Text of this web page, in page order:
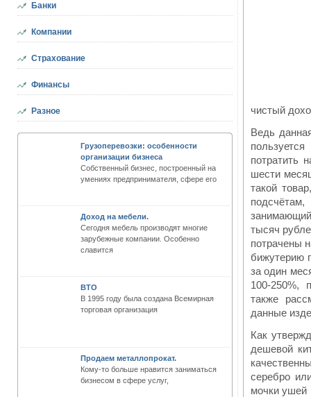
Банки
Компании
Страхование
Финансы
Разное
Грузоперевозки: особенности
организации бизнеса
Собственный бизнес, построенный на
умениях предпринимателя, сфере его
Доход на мебели.
Сегодня мебель производят многие
зарубежные компании. Особенно
славится
ВТО
В 1995 году была создана Всемирная
торговая организация
Продаем металлопрокат.
Кому-то больше нравится заниматься
бизнесом в сфере услуг,
чистый
Ведь
потратить
шести
такой
тысяч
потрачены
бижутерию
за один
100-250%,
также
данные
Как
дешевой
серебро
мочки ушей